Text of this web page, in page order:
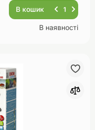
В кошик
В наявності